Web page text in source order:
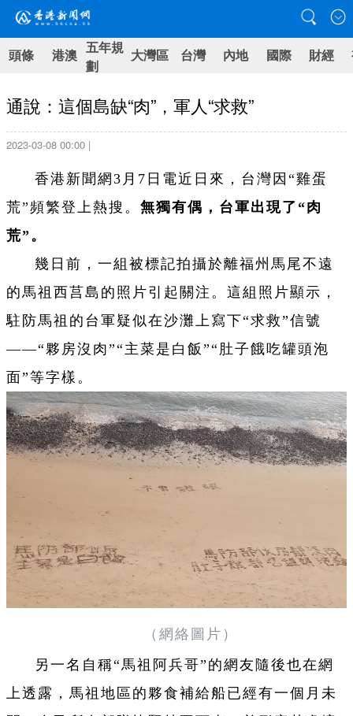
頭條 港澳 五年規
劃
大灣區 台灣 內地 國際 財經
通說：這個島缺“肉”，軍人“求救”
2023-03-08 00:00 |
香港新聞網3月7日電近日來，台灣因“雞蛋
荒”頻繁登上熱搜。 無獨有偶，台軍出現了“肉
荒”。
幾日前，一組被標記拍攝於離福州馬尾不遠
的馬祖西莒島的照片引起關注。這組照片顯示，
駐防馬祖的台軍疑似在沙灘上寫下“求救”信號
——“夥房沒肉”“主菜是白飯”“肚子餓吃罐頭泡
面”等字樣。
（網絡圖片）
另一名自稱“馬祖阿兵哥”的網友隨後也在網
上透露，馬祖地區的夥食補給船已經有一個月未